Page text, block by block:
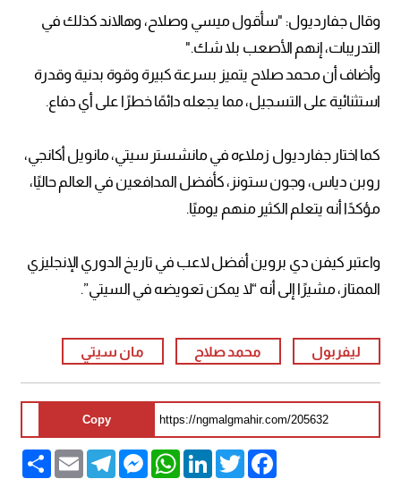
وقال جفارديول: "سأقول ميسي وصلاح، وهالاند كذلك في
التدريبات، إنهم الأصعب بلا شك."
وأضاف أن محمد صلاح يتميز بسرعة كبيرة وقوة بدنية وقدرة
استثنائية على التسجيل، مما يجعله دائمًا خطرًا على أي دفاع.
كما اختار جفارديول زملاءه في مانشستر سيتي، مانويل أكانجي،
روبن دياس، وجون ستونز، كأفضل المدافعين في العالم حاليًا،
مؤكدًا أنه يتعلم الكثير منهم يوميًا.
واعتبر كيفن دي بروين أفضل لاعب في تاريخ الدوري الإنجليزي
الممتاز، مشيرًا إلى أنه “لا يمكن تعويضه في السيتي”.
ليفربول محمد صلاح مان سيتي
Copy
Share Email
TelegramMessengerWhatsAppLinkedInTwitter
Facebook